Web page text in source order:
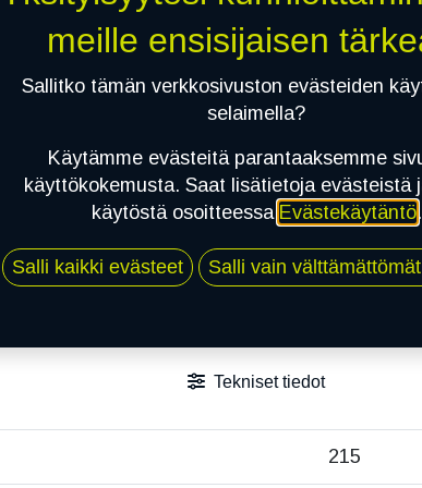
Jaa
Toimitusehdot
Tekniset tiedot
215
meille ensisijaisen
Sallitko tämän verkkosivuston evästeiden
selaimella?
Käytämme evästeitä parantaaksemme
käyttökokemusta. Saat lisätietoja evästeistä
käytöstä osoitteessa Evästekäytäntö.
Salli kaikki evästeet Salli vain